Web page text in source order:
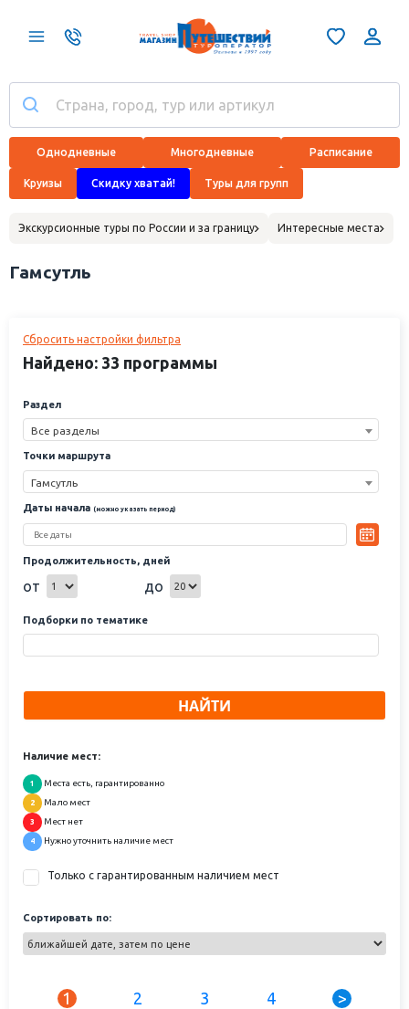
Однодневные Многодневные Расписание
Круизы Скидку хватай! Туры для групп
Экскурсионные туры по России и за границу Интересные места
Гамсутль
Сбросить настройки фильтра
Найдено: 33 программы
Раздел
Все разделы
Точки маршрута
Гамсутль
Даты начала (можно указать период)
Продолжительность, дней
от до
Подборки по тематике
НАЙТИ
Наличие мест:
1 Места есть, гарантированно
2 Мало мест
3 Мест нет
4 Нужно уточнить наличие мест
Только с гарантированным наличием мест
Сортировать по:
1 2 3 4 >